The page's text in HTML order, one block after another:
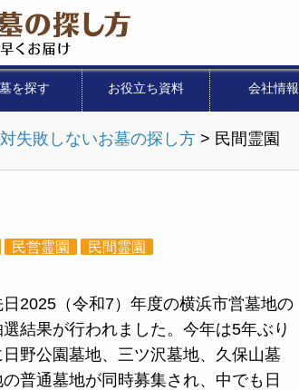
を探す お役立ち資料 会社情報
失敗しないお墓の探し方 > 民間霊園
民営霊園 民間霊園
日2025（令和7）年度の横浜市営墓地の
選結果が行われました。今年は5年ぶり
日野公園墓地、三ツ沢墓地、久保山墓
の普通墓地が同時募集され、中でも日